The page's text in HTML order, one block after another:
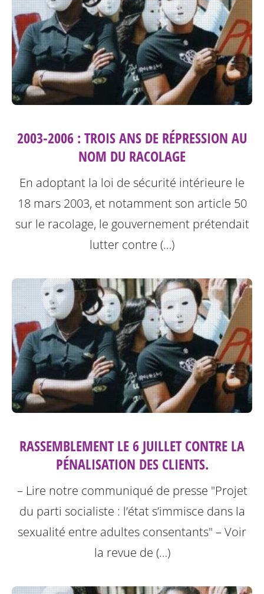
2003-2006 : TROIS ANS DE RÉPRESSION AU
NOM DU RACOLAGE
En adoptant la loi de sécurité intérieure le
18 mars 2003, et notamment son article 50
sur le racolage, le gouvernement prétendait
lutter contre (…)
RASSEMBLEMENT LE 6 JUILLET CONTRE LA
PÉNALISATION DES CLIENTS.
– Lire notre communiqué de presse "Projet
du parti socialiste : l’état s’immisce dans la
sexualité entre adultes consentants" – Voir
la revue de (…)